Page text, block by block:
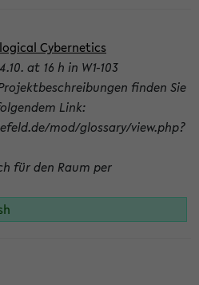
Cybernetics
at 16 h in W1-103
finden Sie
Link:
mod/glossary/view.php?
für den Raum per